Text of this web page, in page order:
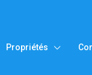
Propriétés